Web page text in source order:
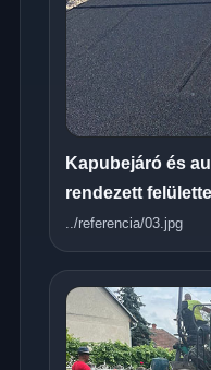
Kapubejáró és
rendezett felülettel
../referencia/03.jpg